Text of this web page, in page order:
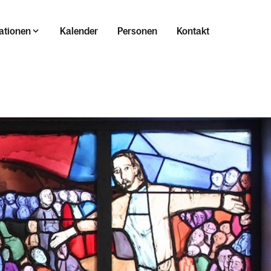
Kalender Personen Kontakt